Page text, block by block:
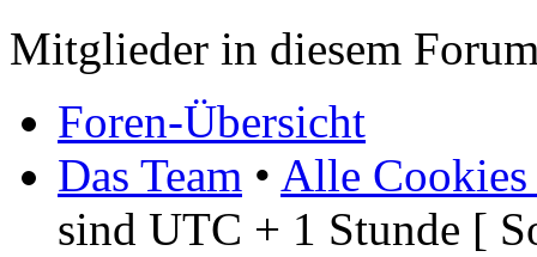
Mitglieder in diesem
Foren-Übersicht
Das Team • Alle Cookies
sind UTC + 1 Stunde [